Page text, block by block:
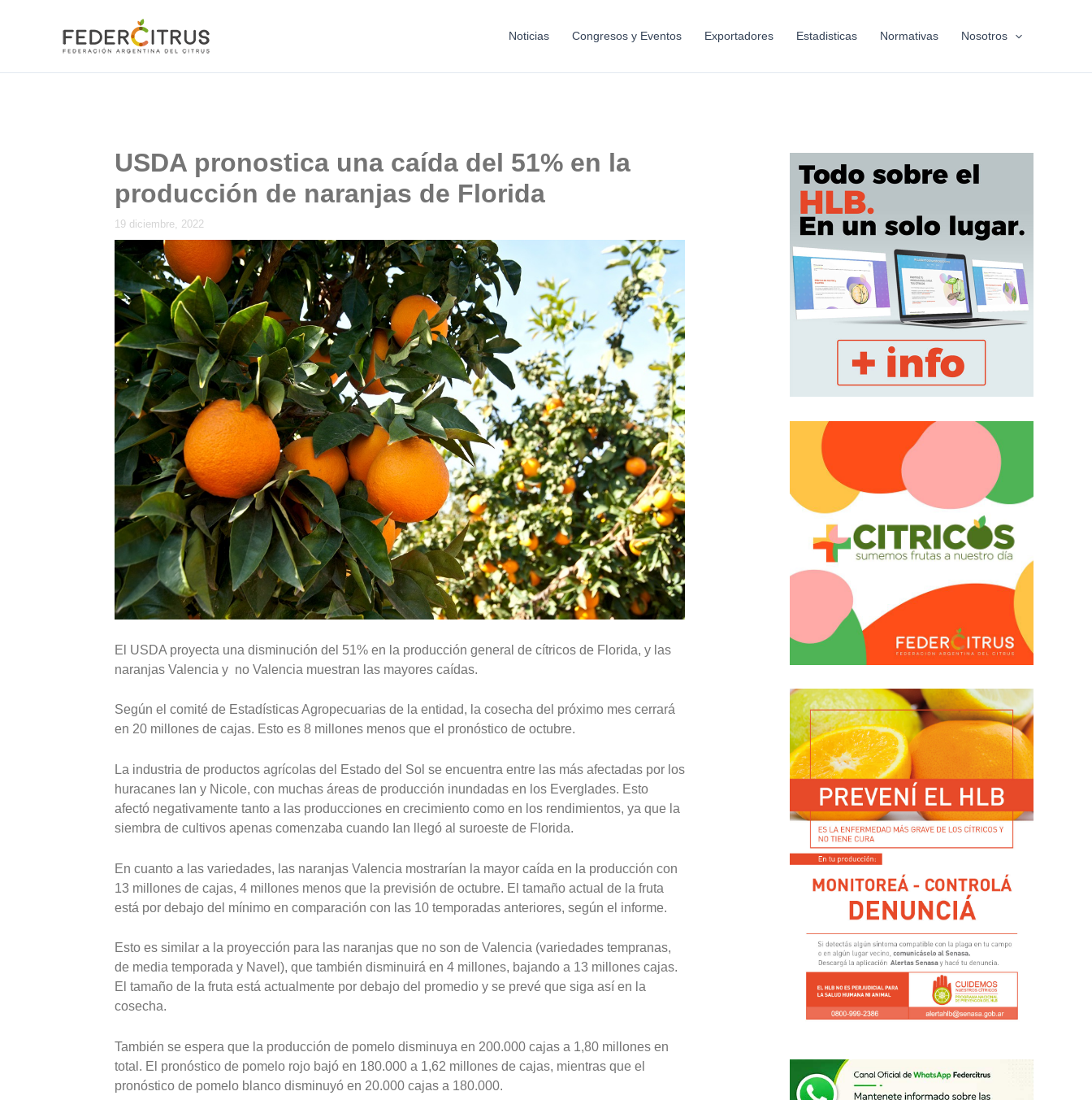
Noticias Congresos y Eventos Exportadores Estadisticas Normativas Nosotros
USDA pronostica una caída del 51% en la
producción de naranjas de Florida
19 diciembre, 2022
El USDA proyecta una disminución del 51% en la producción general de cítricos de Florida, y las
naranjas Valencia y no Valencia muestran las mayores caídas.
Según el comité de Estadísticas Agropecuarias de la entidad, la cosecha del próximo mes cerrará
en 20 millones de cajas. Esto es 8 millones menos que el pronóstico de octubre.
La industria de productos agrícolas del Estado del Sol se encuentra entre las más afectadas por los
huracanes Ian y Nicole, con muchas áreas de producción inundadas en los Everglades. Esto
afectó negativamente tanto a las producciones en crecimiento como en los rendimientos, ya que la
siembra de cultivos apenas comenzaba cuando Ian llegó al suroeste de Florida.
En cuanto a las variedades, las naranjas Valencia mostrarían la mayor caída en la producción con
13 millones de cajas, 4 millones menos que la previsión de octubre. El tamaño actual de la fruta
está por debajo del mínimo en comparación con las 10 temporadas anteriores, según el informe.
Esto es similar a la proyección para las naranjas que no son de Valencia (variedades tempranas,
de media temporada y Navel), que también disminuirá en 4 millones, bajando a 13 millones cajas.
El tamaño de la fruta está actualmente por debajo del promedio y se prevé que siga así en la
cosecha.
También se espera que la producción de pomelo disminuya en 200.000 cajas a 1,80 millones en
total. El pronóstico de pomelo rojo bajó en 180.000 a 1,62 millones de cajas, mientras que el
pronóstico de pomelo blanco disminuyó en 20.000 cajas a 180.000.